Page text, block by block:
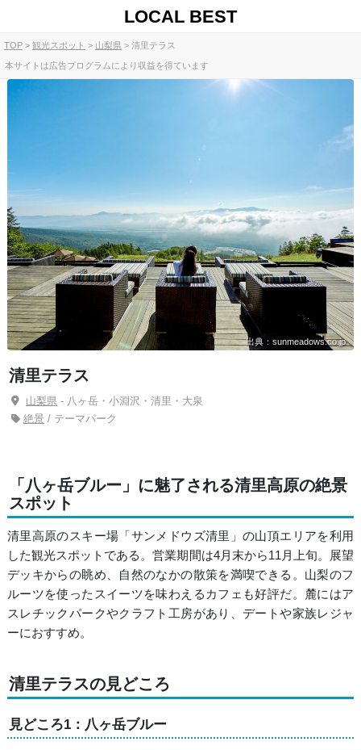
LOCAL BEST
TOP 観光スポット 山梨県 清里テラス
本サイトは広告プログラムにより収益を得ています
出典：sunmeadows.co.jp
清里テラス
山梨県- 八ヶ岳・小淵沢・清里・大泉
絶景/ テーマパーク
「八ヶ岳ブルー」に魅了される清里高原の絶景
スポット
清里高原のスキー場「サンメドウズ清里」の山頂エリアを利用
した観光スポットである。営業期間は4月末から11月上旬。展望
デッキからの眺め、自然のなかの散策を満喫できる。山梨のフ
ルーツを使ったスイーツを味わえるカフェも好評だ。麓にはア
スレチックパークやクラフト工房があり、デートや家族レジャ
ーにおすすめ。
清里テラスの見どころ
見どころ1：八ヶ岳ブルー